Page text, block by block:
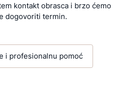
kontakt obrasca i brzo ćemo
dogovoriti termin.
i profesionalnu pomoć